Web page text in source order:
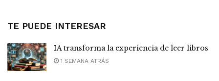
TE PUEDE INTERESAR
IA transforma la experiencia de leer libros
1 SEMANA ATRÁS